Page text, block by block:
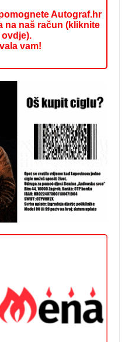
Autograf.hr
na naš račun (kliknite
ovdje).
vam!